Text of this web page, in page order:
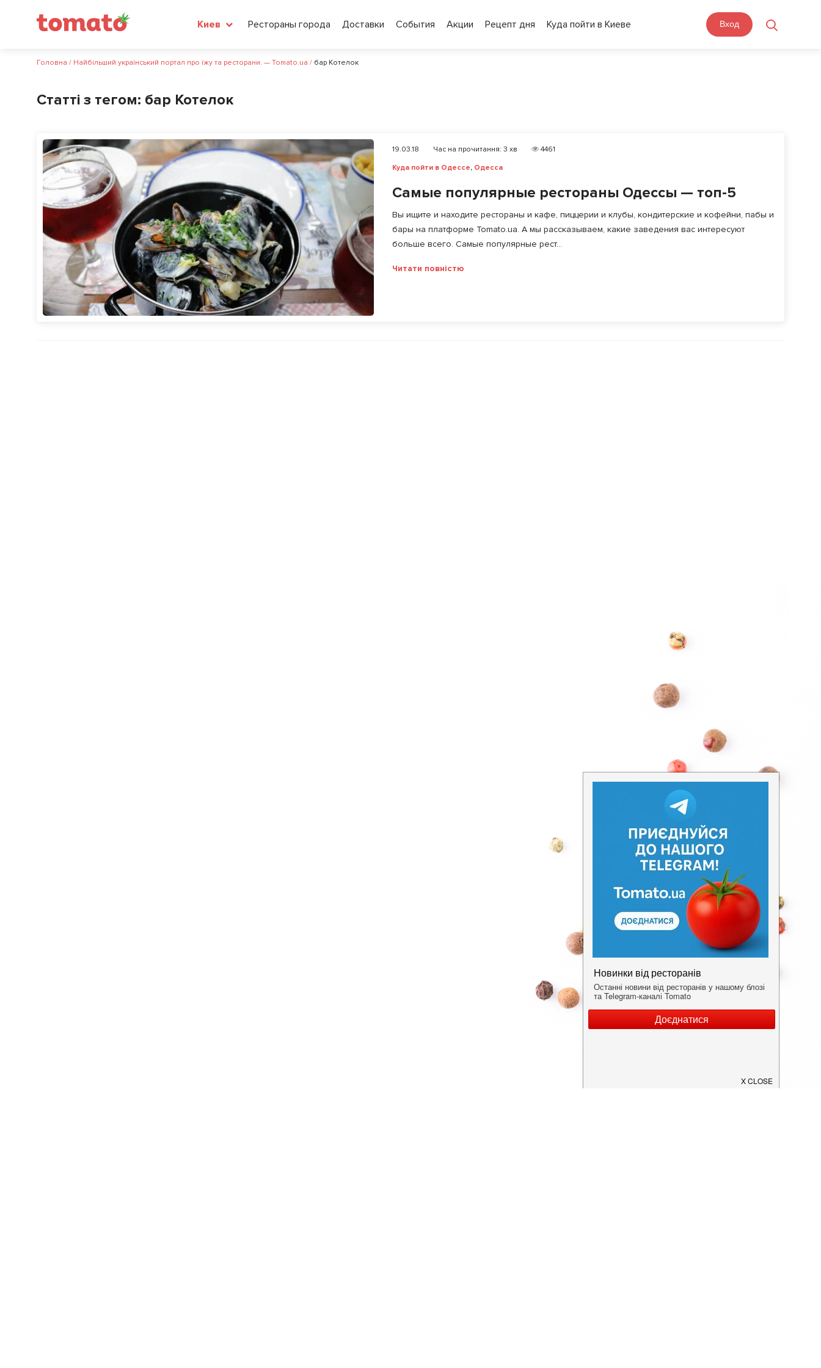
Киев Рестораны города Доставки События Акции Рецепт дня Куда пойти в Киеве Вход
Головна / Найбільший український портал про їжу та ресторани. — Tomato.ua / бар Котелок
Статті з тегом: бар Котелок
19.03.18 Час на прочитання: 3 хв
4461
Куда пойти в Одессе, Одесса
Самые популярные рестораны Одессы — топ-5
Вы ищите и находите рестораны и кафе, пиццерии и клубы, кондитерские и кофейни, пабы и
бары на платформе Tomato.ua. А мы рассказываем, какие заведения вас интересуют
больше всего. Самые популярные рест...
Читати повністю